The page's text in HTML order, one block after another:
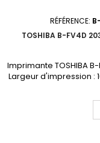
RÉFÉRENCE:
TOSHIBA B-FV4D
Imprimante TOSHIBA
Largeur d'impression :
232, ETHERNET Prix